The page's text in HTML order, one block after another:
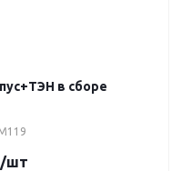
в сборе
/шт